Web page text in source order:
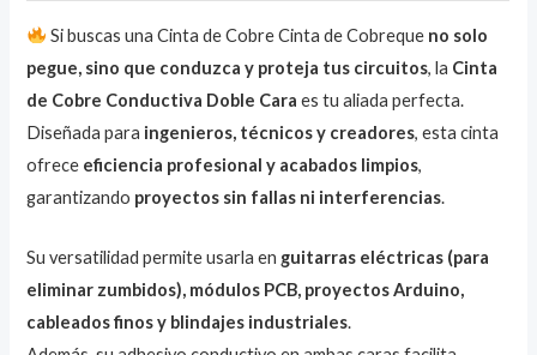
Si buscas una Cinta de Cobre Cinta de Cobreque no solo
pegue, sino que conduzca y proteja tus circuitos, la Cinta
de Cobre Conductiva Doble Cara es tu aliada perfecta.
Diseñada para ingenieros, técnicos y creadores, esta cinta
ofrece eficiencia profesional y acabados limpios,
garantizando proyectos sin fallas ni interferencias.
Su versatilidad permite usarla en guitarras eléctricas (para
eliminar zumbidos), módulos PCB, proyectos Arduino,
cableados finos y blindajes industriales.